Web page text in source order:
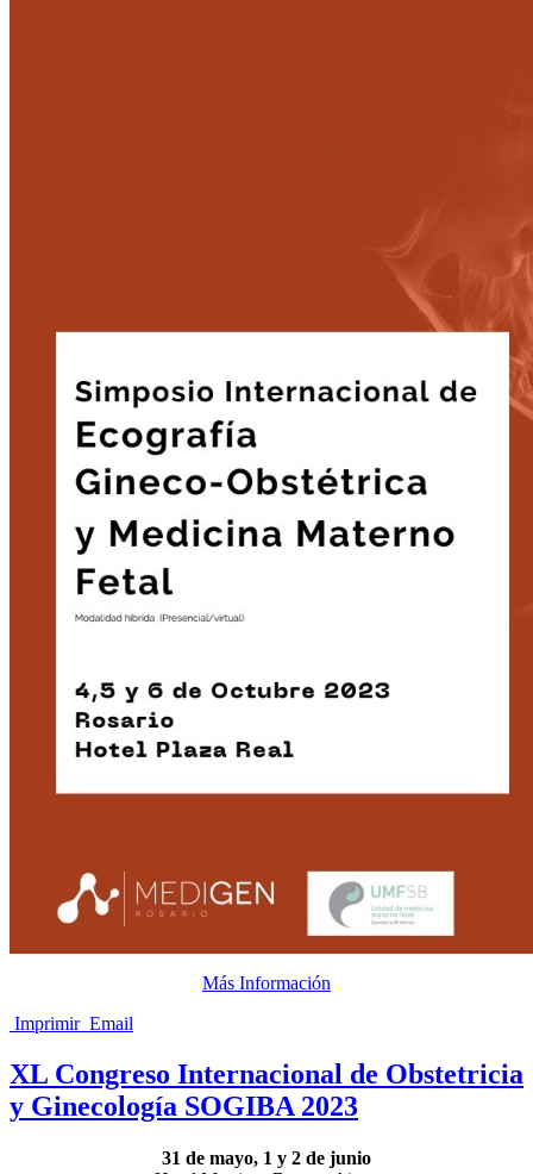
Más Información
Imprimir Email
XL Congreso Internacional de Obstetricia
y Ginecología SOGIBA 2023
31 de mayo, 1 y 2 de junio